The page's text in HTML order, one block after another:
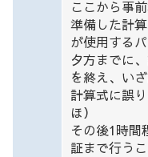
ここから事
準備した計
が使用する
夕方までに
を終え、いざ
計算式に誤
ほ）
その後1時間
証まで行う